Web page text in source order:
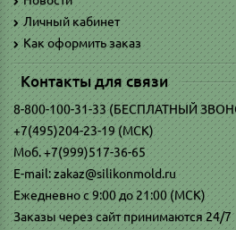
Личный кабинет
Как оформить заказ
Контакты для связи
8-800-100-31-33 (БЕСПЛАТНЫЙ
+7(495)204-23-19 (МСК)
Моб. +7(999)517-36-65
E-mail: zakaz@silikonmold.ru
Ежедневно с 9:00 до 21:00 (МСК)
Заказы через сайт принимаются 24/7